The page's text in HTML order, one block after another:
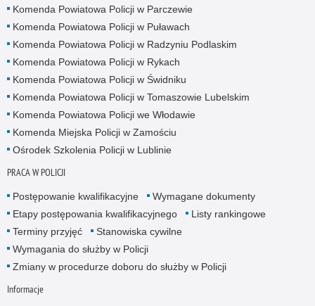
Komenda Powiatowa Policji w Parczewie
Komenda Powiatowa Policji w Puławach
Komenda Powiatowa Policji w Radzyniu Podlaskim
Komenda Powiatowa Policji w Rykach
Komenda Powiatowa Policji w Świdniku
Komenda Powiatowa Policji w Tomaszowie Lubelskim
Komenda Powiatowa Policji we Włodawie
Komenda Miejska Policji w Zamościu
Ośrodek Szkolenia Policji w Lublinie
PRACA W POLICJI
Postępowanie kwalifikacyjne
Wymagane dokumenty
Etapy postępowania kwalifikacyjnego
Listy rankingowe
Terminy przyjęć
Stanowiska cywilne
Wymagania do służby w Policji
Zmiany w procedurze doboru do służby w Policji
Informacje